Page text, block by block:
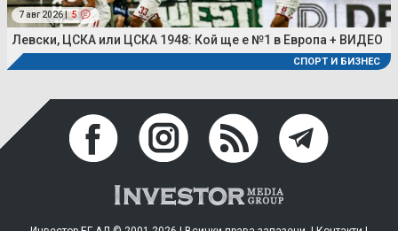
7 авг 2026 | 5
Левски, ЦСКА или ЦСКА 1948: Кой ще е №1 в Европа + ВИДЕО
СПОРТ И БИЗНЕС